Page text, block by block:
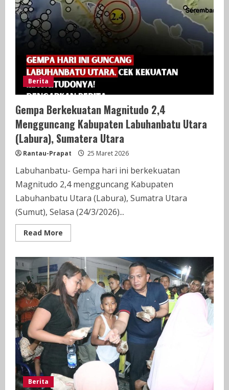
Berita
Gempa Berkekuatan Magnitudo 2,4
Mengguncang Kabupaten Labuhanbatu Utara
(Labura), Sumatera Utara
Rantau-Prapat 25 Maret 2026
Labuhanbatu- Gempa hari ini berkekuatan
Magnitudo 2,4 mengguncang Kabupaten
Labuhanbatu Utara (Labura), Sumatra Utara
(Sumut), Selasa (24/3/2026)...
Read More
more
Berkekuatan
Magnitudo
2,4
Mengguncang
Kabupaten
Labuhanbatu
Utara
(Labura),
Sumatera
Utara
Berita